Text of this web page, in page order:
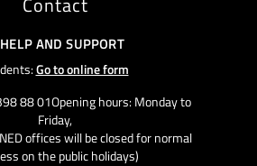
AND SUPPORT
Go to online form
88 01Opening hours: Monday to
Friday,
offices will be closed for normal
on the public holidays)